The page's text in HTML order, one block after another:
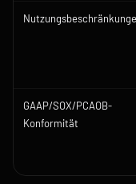
GAAP/SOX/PCAOB-
Konformität